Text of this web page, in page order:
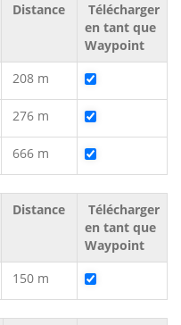
Distance
Télécharger
en tant que
Waypoint
208 m
276 m
666 m
Distance
Télécharger
en tant que
Waypoint
150 m